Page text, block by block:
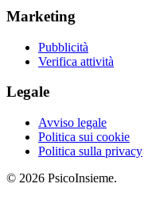
Marketing
Pubblicità
Verifica attività
Legale
Avviso legale
Politica sui cookie
Politica sulla privacy
© 2026 PsicoInsieme.